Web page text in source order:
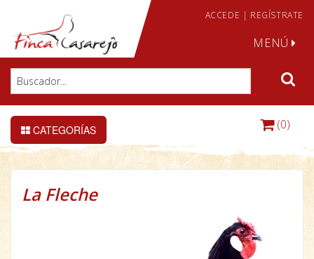
ACCEDE | REGÍSTRATE
MENÚ
CATEGORÍAS (0)
La Fleche